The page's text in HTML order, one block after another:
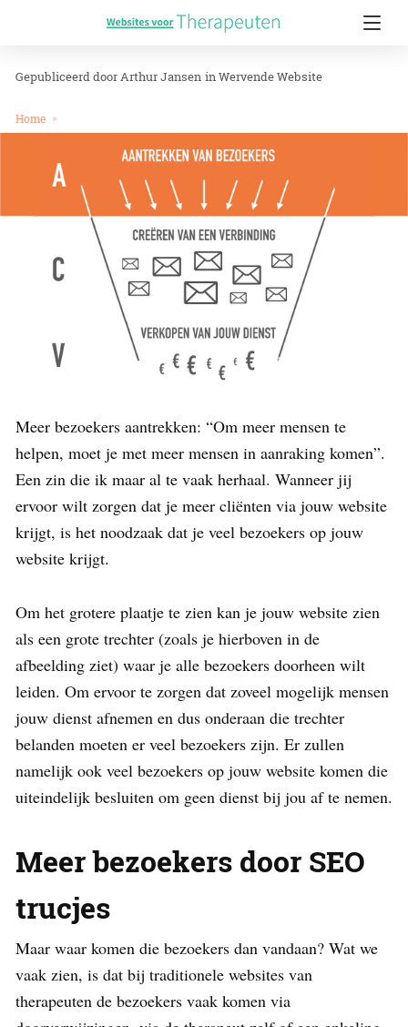
Arthur Jansen inWervende Website
Home
Meer bezoekers aantrekken: “Om meer mensen te
helpen, moet je met meer mensen in aanraking komen”.
Een zin die ik maar al te vaak herhaal. Wanneer jij
ervoor wilt zorgen dat je meer cliënten via jouw website
krijgt, is het noodzaak dat je veel bezoekers op jouw
website krijgt.
Om het grotere plaatje te zien kan je jouw website zien
als een grote trechter (zoals je hierboven in de
afbeelding ziet) waar je alle bezoekers doorheen wilt
leiden. Om ervoor te zorgen dat zoveel mogelijk mensen
jouw dienst afnemen en dus onderaan die trechter
belanden moeten er veel bezoekers zijn. Er zullen
namelijk ook veel bezoekers op jouw website komen die
uiteindelijk besluiten om geen dienst bij jou af te nemen.
Meer bezoekers door SEO
trucjes
Maar waar komen die bezoekers dan vandaan? Wat we
vaak zien, is dat bij traditionele websites van
therapeuten de bezoekers vaak komen via